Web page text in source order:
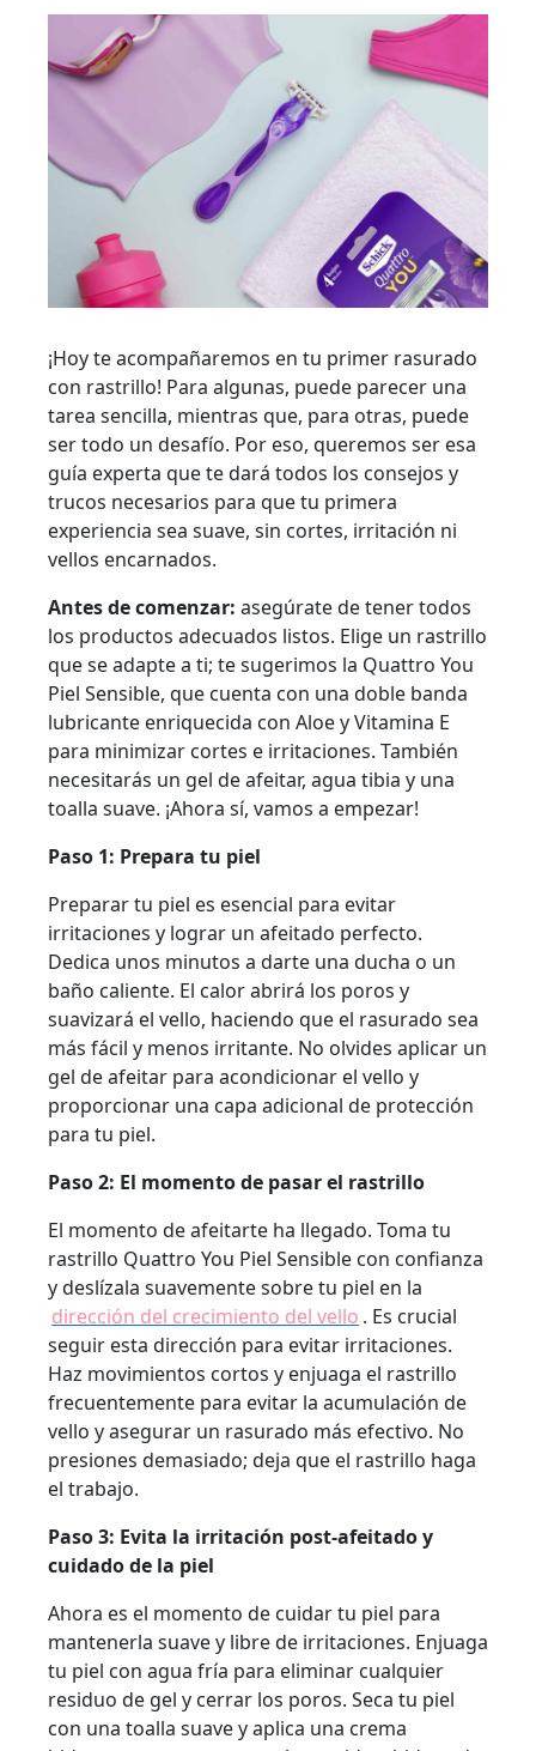
¡Hoy te acompañaremos en tu primer rasurado
con rastrillo! Para algunas, puede parecer una
tarea sencilla, mientras que, para otras, puede
ser todo un desafío. Por eso, queremos ser esa
guía experta que te dará todos los consejos y
trucos necesarios para que tu primera
experiencia sea suave, sin cortes, irritación ni
vellos encarnados.
Antes de comenzar: asegúrate de tener todos
los productos adecuados listos. Elige un rastrillo
que se adapte a ti; te sugerimos la Quattro You
Piel Sensible, que cuenta con una doble banda
lubricante enriquecida con Aloe y Vitamina E
para minimizar cortes e irritaciones. También
necesitarás un gel de afeitar, agua tibia y una
toalla suave. ¡Ahora sí, vamos a empezar!
Paso 1: Prepara tu piel
Preparar tu piel es esencial para evitar
irritaciones y lograr un afeitado perfecto.
Dedica unos minutos a darte una ducha o un
baño caliente. El calor abrirá los poros y
suavizará el vello, haciendo que el rasurado sea
más fácil y menos irritante. No olvides aplicar un
gel de afeitar para acondicionar el vello y
proporcionar una capa adicional de protección
para tu piel.
Paso 2: El momento de pasar el rastrillo
El momento de afeitarte ha llegado. Toma tu
rastrillo Quattro You Piel Sensible con confianza
y deslízala suavemente sobre tu piel en la
dirección del crecimiento del vello . Es crucial
seguir esta dirección para evitar irritaciones.
Haz movimientos cortos y enjuaga el rastrillo
frecuentemente para evitar la acumulación de
vello y asegurar un rasurado más efectivo. No
presiones demasiado; deja que el rastrillo haga
el trabajo.
Paso 3: Evita la irritación post-afeitado y
cuidado de la piel
Ahora es el momento de cuidar tu piel para
mantenerla suave y libre de irritaciones. Enjuaga
tu piel con agua fría para eliminar cualquier
residuo de gel y cerrar los poros. Seca tu piel
con una toalla suave y aplica una crema